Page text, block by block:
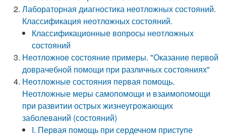
Лабораторная диагностика неотложных состояний.
Классификация неотложных состояний.
Классификационные вопросы неотложных
состояний
Неотложное состояние примеры. "Оказание первой
доврачебной помощи при различных состояниях"
Неотложные состояния первая помощь.
Неотложные меры самопомощи и взаимопомощи
при развитии острых жизнеугрожающих
заболеваний (состояний)
I. Первая помощь при сердечном приступе